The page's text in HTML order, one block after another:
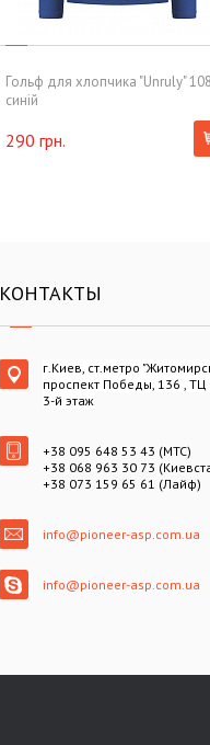
Гольф для хлопчика "Unruly"
синій
290 грн.
КОНТАКТЫ
г.Киев, ст.метро
проспект Победы, 136 , ТЦ
3-й этаж
+38 095 648 53 43 (МТС)
+38 068 963 30 73
+38 073 159 65 61 (Лайф)
info@pioneer-asp.com.ua
info@pioneer-asp.com.ua